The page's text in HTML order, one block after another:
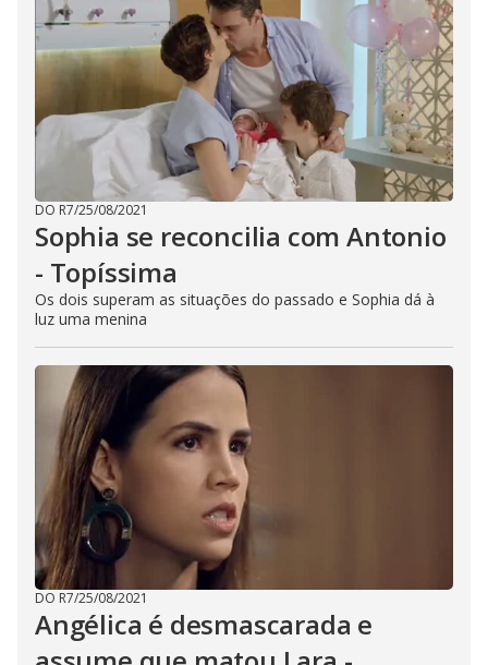
DO R7/25/08/2021
Sophia se reconcilia com Antonio
- Topíssima
Os dois superam as situações do passado e Sophia dá à
luz uma menina
DO R7/25/08/2021
Angélica é desmascarada e